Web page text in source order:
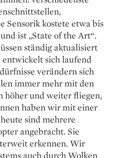
Sensorik kostete etwa bis
ist „State of the Art“.
ständig aktualisiert
sich laufend
verändern sich
immer mehr mit den
höher und weiter fliegen,
haben wir mit einer
sind mehrere
angebracht. Sie
erkennen. Wir
auch durch Wolken